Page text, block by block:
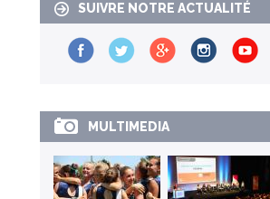
SUIVRE NOTRE ACTUALITÉ
MULTIMEDIA